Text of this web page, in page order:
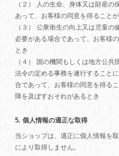
（２） 人の生命、身体又は財産
あって、お客様の同意を得ること
（３） 公衆衛生の向上又は児童
必要がある場合であって、お客様
とき
（４） 国の機関もしくは地方公
法令の定める事務を遂行すること
合であって、お客様の同意を得る
障を及ぼすおそれがあるとき
5. 個人情報の適正な取得
当ショップは、適正に個人情報を
により取得しません。